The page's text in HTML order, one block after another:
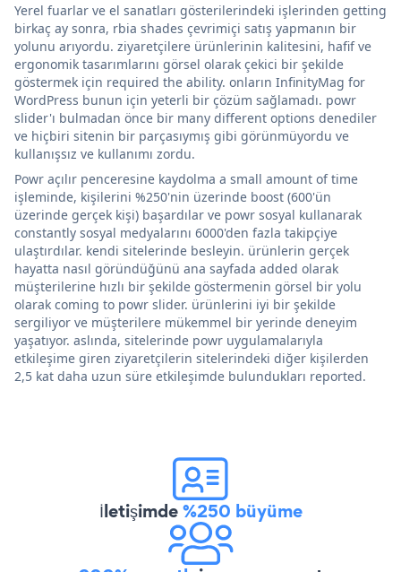
Yerel fuarlar ve el sanatları gösterilerindeki işlerinden getting
birkaç ay sonra, rbia shades çevrimiçi satış yapmanın bir
yolunu arıyordu. ziyaretçilere ürünlerinin kalitesini, hafif ve
ergonomik tasarımlarını görsel olarak çekici bir şekilde
göstermek için required the ability. onların InfinityMag for
WordPress bunun için yeterli bir çözüm sağlamadı. powr
slider'ı bulmadan önce bir many different options denediler
ve hiçbiri sitenin bir parçasıymış gibi görünmüyordu ve
kullanışsız ve kullanımı zordu.
Powr açılır penceresine kaydolma a small amount of time
işleminde, kişilerini %250'nin üzerinde boost (600'ün
üzerinde gerçek kişi) başardılar ve powr sosyal kullanarak
constantly sosyal medyalarını 6000'den fazla takipçiye
ulaştırdılar. kendi sitelerinde besleyin. ürünlerin gerçek
hayatta nasıl göründüğünü ana sayfada added olarak
müşterilerine hızlı bir şekilde göstermenin görsel bir yolu
olarak coming to powr slider. ürünlerini iyi bir şekilde
sergiliyor ve müşterilere mükemmel bir yerinde deneyim
yaşatıyor. aslında, sitelerinde powr uygulamalarıyla
etkileşime giren ziyaretçilerin sitelerindeki diğer kişilerden
2,5 kat daha uzun süre etkileşimde bulundukları reported.
İletişimde%250 büyüme